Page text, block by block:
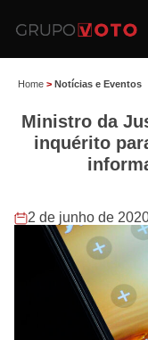
Home > Notícias e Eventos
Ministro da
inquérito
2 de junho de